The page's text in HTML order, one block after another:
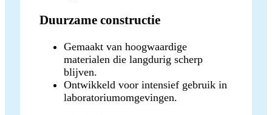
Duurzame constructie
Gemaakt van hoogwaardige
materialen die langdurig scherp
blijven.
Ontwikkeld voor intensief gebruik in
laboratoriumomgevingen.